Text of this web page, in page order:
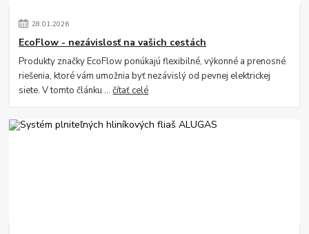
28.01.2026
EcoFlow - nezávislosť na vašich cestách
Produkty značky EcoFlow ponúkajú flexibilné, výkonné a prenosné
riešenia, ktoré vám umožnia byť nezávislý od pevnej elektrickej
siete. V tomto článku ...čítať celé